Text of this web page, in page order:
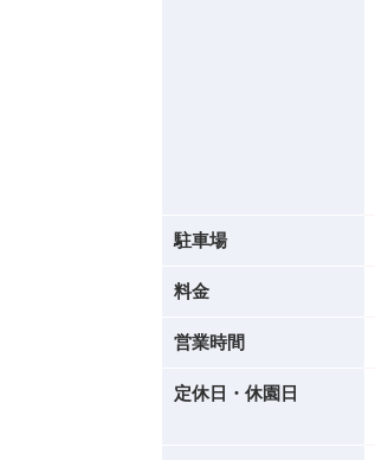
駐車場
料金
営業時間
定休日・休園日